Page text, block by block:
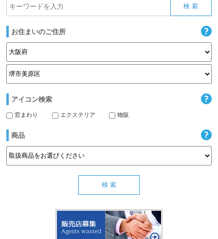
お住まいのご住所
アイコン検索
窓まわり エクステリア 物販
商品